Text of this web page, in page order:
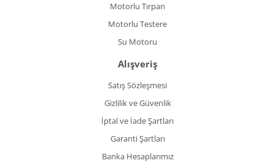
Motorlu Tırpan
Motorlu Testere
Su Motoru
Alışveriş
Satış Sözleşmesi
Gizlilik ve Güvenlik
İptal ve İade Şartları
Garanti Şartları
Banka Hesaplarımız